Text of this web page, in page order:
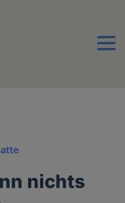
Menu
nichts